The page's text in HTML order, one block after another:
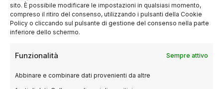
sito. È possibile modificare le impostazioni in qualsiasi momento,
compreso il ritiro del consenso, utilizzando i pulsanti della Cookie
Policy o cliccando sul pulsante di gestione del consenso nella parte
inferiore dello schermo.
Funzionalità Sempre attivo
Abbinare e combinare dati provenienti da altre
Registi
A.R. No. Ci sono tantiregistiche amo ma a cui